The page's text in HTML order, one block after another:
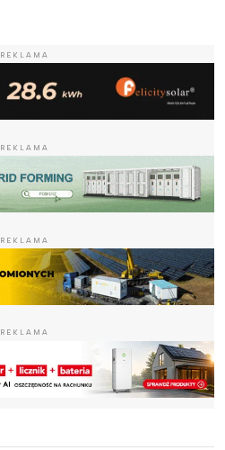
REKLAMA
REKLAMA
REKLAMA
REKLAMA